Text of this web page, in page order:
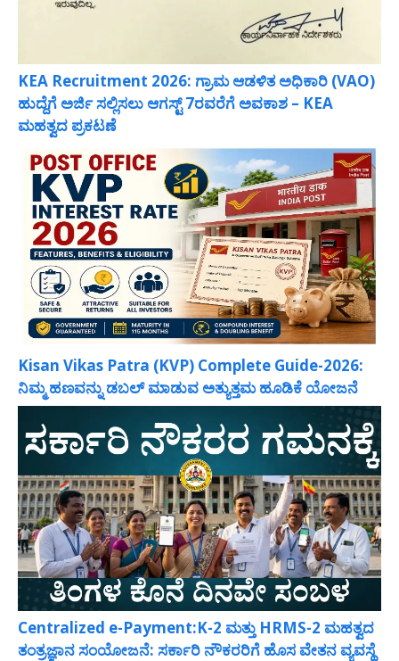
KEA Recruitment 2026: ಗ್ರಾಮ ಆಡಳಿತ ಅಧಿಕಾರಿ (VAO)
ಹುದ್ದೆಗೆ ಅರ್ಜಿ ಸಲ್ಲಿಸಲು ಆಗಸ್ಟ್ 7ರವರೆಗೆ ಅವಕಾಶ – KEA
ಮಹತ್ವದ ಪ್ರಕಟಣೆ
Kisan Vikas Patra (KVP) Complete Guide-2026:
ನಿಮ್ಮ ಹಣವನ್ನು ಡಬಲ್ ಮಾಡುವ ಅತ್ಯುತ್ತಮ ಹೂಡಿಕೆ ಯೋಜನೆ
Centralized e-Payment:K-2 ಮತ್ತು HRMS-2 ಮಹತ್ವದ
ತಂತ್ರಜ್ಞಾನ ಸಂಯೋಜನೆ: ಸರ್ಕಾರಿ ನೌಕರರಿಗೆ ಹೊಸ ವೇತನ ವ್ಯವಸ್ಥೆ